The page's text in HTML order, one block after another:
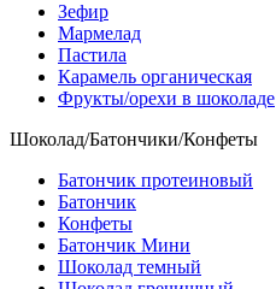
Зефир
Мармелад
Пастила
Карамель органическая
Фрукты/орехи в шоколаде
Шоколад/Батончики/Конфеты
Батончик протеиновый
Батончик
Конфеты
Батончик Мини
Шоколад темный